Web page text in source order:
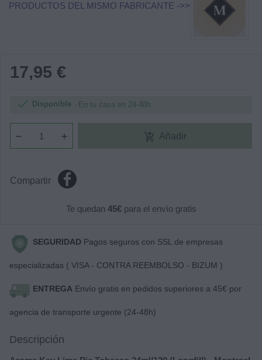
PRODUCTOS DEL MISMO FABRICANTE ->>
17,95 €
 Disponible En tu casa en 24-48h
add_shopping_cart Añadir
Compartir
Te quedan 45€para el envío gratis
SEGURIDAD Pagos seguros con SSL de empresas
especializadas ( VISA - CONTRA REEMBOLSO - BIZUM )
ENTREGA Envío gratis en pedidos superiores a 45€ por
agencia de transporte urgente (24-48h)
Descripción